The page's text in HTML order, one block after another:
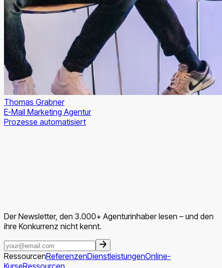
Thomas Grabner
E-Mail Marketing Agentur
Prozesse automatisiert
Der Newsletter, den 3.000+ Agenturinhaber lesen – und den
ihre Konkurrenz nicht kennt.
RessourcenReferenzenDienstleistungenOnline-
KurseRessourcen